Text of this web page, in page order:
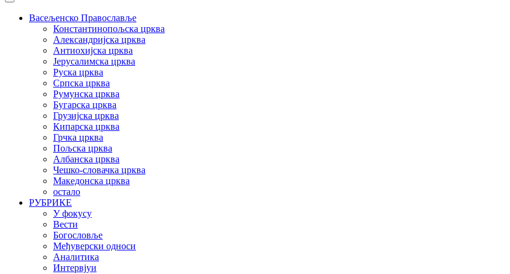
Васељенско Православље
Константинопољска црква
Александријска црква
Антиохијска црква
Јерусалимска црква
Руска црква
Српска црква
Румунска црква
Бугарска црква
Грузијска црква
Кипарска црква
Грчка црква
Пољска црква
Албанска црква
Чешко-словачка црква
Македонска црква
остало
РУБРИКЕ
У фокусу
Вести
Богословље
Међуверски односи
Аналитика
Интервјуи